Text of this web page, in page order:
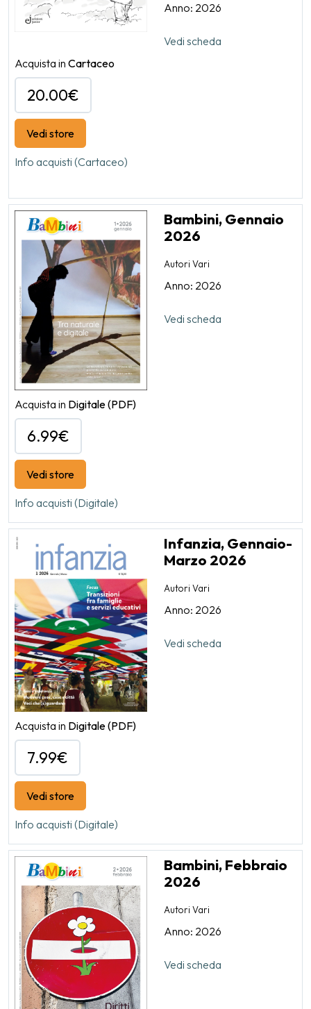
Anno: 2026
Vedi scheda
Acquista in Cartaceo
20.00€
Vedi store
Info acquisti (Cartaceo)
Bambini, Gennaio
2026
Autori Vari
Anno: 2026
Vedi scheda
Acquista in Digitale(PDF)
6.99€
Vedi store
Info acquisti (Digitale)
Infanzia, Gennaio-
Marzo 2026
Autori Vari
Anno: 2026
Vedi scheda
Acquista in Digitale(PDF)
7.99€
Vedi store
Info acquisti (Digitale)
Bambini, Febbraio
2026
Autori Vari
Anno: 2026
Vedi scheda